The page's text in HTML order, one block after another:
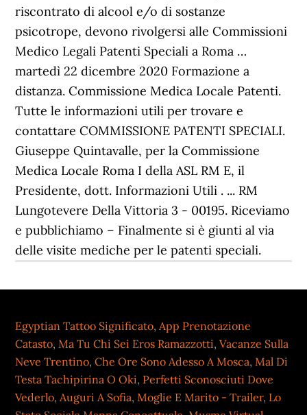
riscontrato di alcool e/o di sostanze
psicotrope, devono rivolgersi alle Commissioni
Medico Legali Patenti Speciali a Roma …
martedì 22 dicembre 2020 Formazione a
distanza. Commissione Medica Locale Patenti.
Tutte le informazioni utili per trovare e
contattare COMMISSIONE PATENTI SPECIALI.
Giuseppe Quintavalle, per la Commissione
Medica Locale Roma I della ASL RM E, il
Presidente, dott. Informazioni Utili . ... RM
Lungotevere Della Vittoria 3 - 00195. Riceviamo
e pubblichiamo – Finalmente si è giunti al via
delle visite mediche per le patenti speciali.
Egyptian Tattoo Significato,App Prenotazione
Catasto,Ma Tu Chi Sei Eros Ramazzotti,Vacanze Sulla
Neve Trentino,Che Ore Sono Adesso A Mosca,Mal Di
Testa Tachipirina O Oki, Perfetti Sconosciuti Dove
Vederlo,Auguri A Sofia,Moglie E Marito - Trailer, Lo